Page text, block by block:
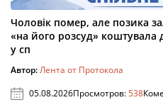
Чоловік помер, але позика
«на його розсуд» коштувала
у сп
Автор:Лента от Протокола
05.08.2026Просмотров:538